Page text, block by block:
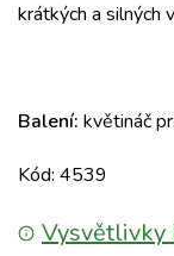
krátkých a silných
Balení: květináč pr.
Kód: 4539